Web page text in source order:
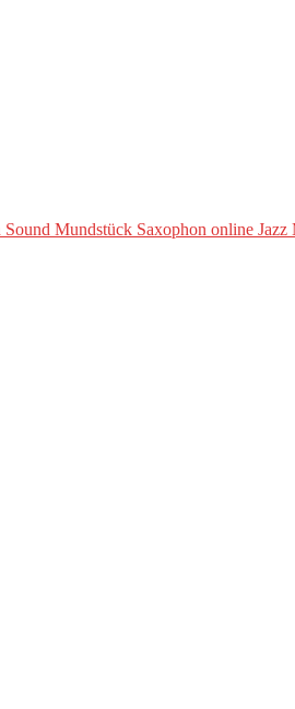
Mundstück Saxophon online Jazz